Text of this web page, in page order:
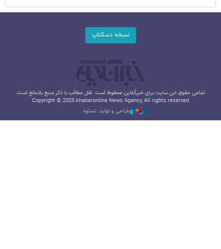
نسخه دسکتاپ
تمامی حقوق این سایت برای خبرآنلاین محفوظ است. نقل مطالب با ذکر منبع بلامانع است.
Copyright © 2025 khabaronline News Agancy, All rights reserved
طراحی و تولید: نستوه